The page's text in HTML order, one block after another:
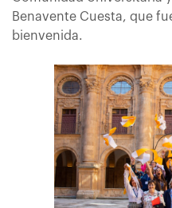
Benavente Cuesta, que
bienvenida.